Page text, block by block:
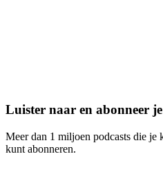
Luister naar en abonneer
Meer dan 1 miljoen podcasts die je
kunt abonneren.